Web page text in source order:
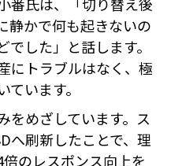
静かで何も起きないの
した」と話します。
にトラブルはなく、極
います。
をめざしています。ス
へ刷新したことで、理
のレスポンス向上を